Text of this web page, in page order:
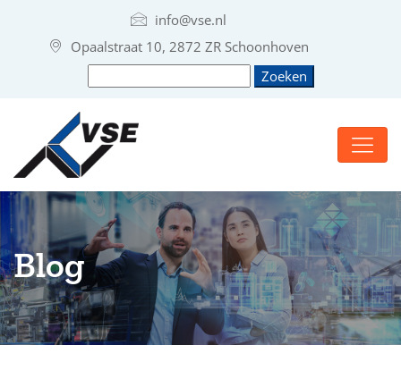
info@vse.nl
Opaalstraat 10, 2872 ZR Schoonhoven
Blog